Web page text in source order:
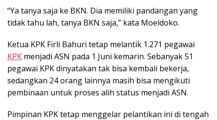
“Ya tanya saja ke BKN. Dia memiliki pandangan yang
tidak tahu lah, tanya BKN saja,” kata Moeldoko.
Ketua KPK Firli Bahuri tetap melantik 1.271 pegawai
KPK menjadi ASN pada 1 Juni kemarin. Sebanyak 51
pegawai KPK dinyatakan tak bisa kembali bekerja,
sedangkan 24 orang lainnya masih bisa mengikuti
pembinaan untuk proses alih status menjadi ASN.
Pimpinan KPK tetap menggelar pelantikan ini di tengah